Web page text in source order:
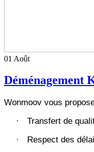
01 Août
Déménagement
Wonmoov vous
· Transfert de
· Respect des